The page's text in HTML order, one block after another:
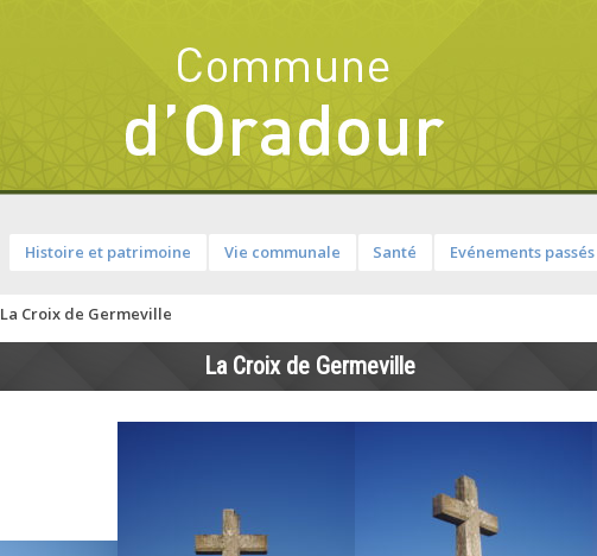
Histoire et patrimoine Vie communale Santé Evénements passés
La Croix de Germeville
La Croix de Germeville